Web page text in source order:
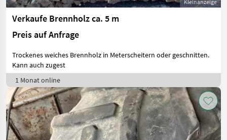
Kleinanzeige
Verkaufe Brennholz ca. 5 m
Preis auf Anfrage
Trockenes weiches Brennholz in Meterscheitern oder geschnitten.
Kann auch zugest
1 Monat online